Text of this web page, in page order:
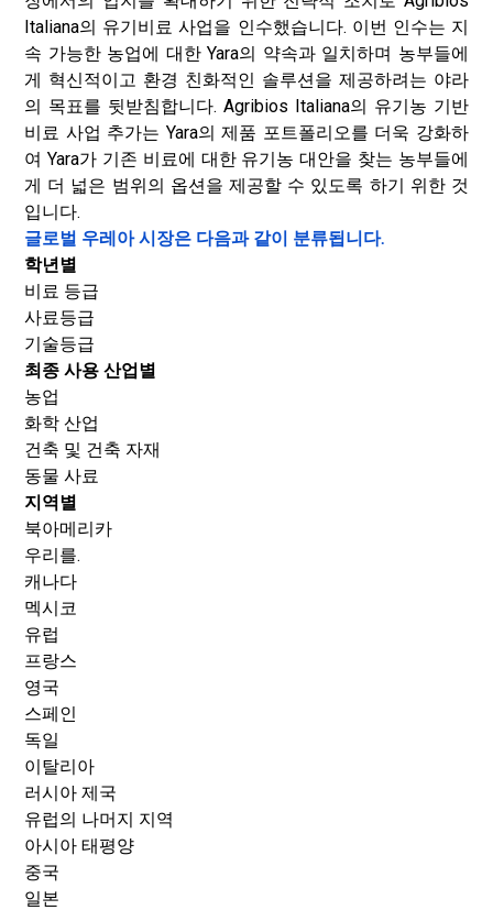
Italiana의 유기비료 사업을 인수했습니다. 이번 인수는 지
속 가능한 농업에 대한 Yara의 약속과 일치하며 농부들에
게 혁신적이고 환경 친화적인 솔루션을 제공하려는 야라
의 목표를 뒷받침합니다. Agribios Italiana의 유기농 기반
비료 사업 추가는 Yara의 제품 포트폴리오를 더욱 강화하
여 Yara가 기존 비료에 대한 유기농 대안을 찾는 농부들에
게 더 넓은 범위의 옵션을 제공할 수 있도록 하기 위한 것
입니다.
글로벌 우레아 시장은 다음과 같이 분류됩니다.
학년별
비료 등급
사료등급
기술등급
최종 사용 산업별
농업
화학 산업
건축 및 건축 자재
동물 사료
지역별
북아메리카
우리를.
캐나다
멕시코
유럽
프랑스
영국
스페인
독일
이탈리아
러시아 제국
유럽의 나머지 지역
아시아 태평양
중국
일본